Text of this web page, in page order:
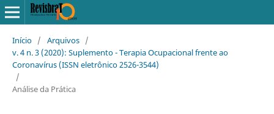
Início / Arquivos /
v. 4 n. 3 (2020): Suplemento - Terapia Ocupacional frente ao
Coronavírus (ISSN eletrônico 2526-3544)
/
Análise da Prática